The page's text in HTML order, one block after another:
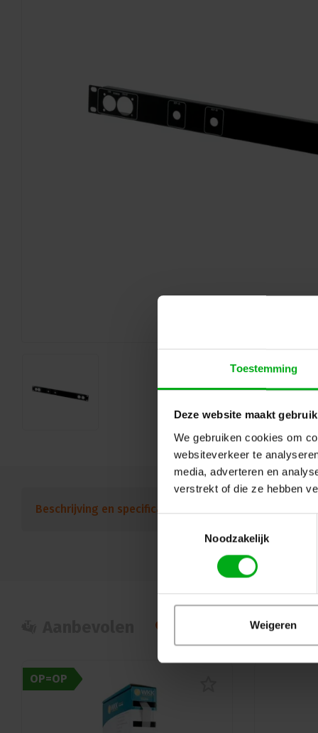
Toestemming
Deze website maakt
We gebruiken cookies om
websiteverkeer te
media, adverteren en
verstrekt of die ze hebben
Noodzakelijk
Weigeren
Beschrijving en specificaties
OP=OP